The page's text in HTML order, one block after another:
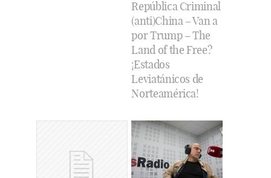
República Criminal
(anti)China – Van a
por Trump – The
Land of the Free?
¡Estados
Leviatánicos de
Norteamérica!